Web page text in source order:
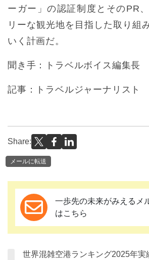
ーガー」の認証制度とそのPR
リーな観光地を目指した取り組
いく計画だ。
聞き手：トラベルボイス編集長
記事：トラベルジャーナリスト
Share:
メールに転送
一歩先の未来がみえるメ
はこちら
世界混雑空港ランキング2025年実